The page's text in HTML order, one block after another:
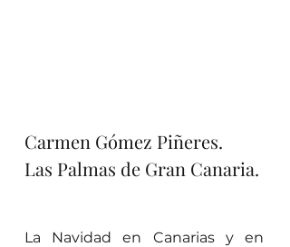
Carmen Gómez Piñeres.
Las Palmas de Gran Canaria.
La Navidad en Canarias y en